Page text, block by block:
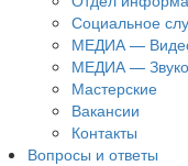
Социальное
МЕДИА —
МЕДИА —
Мастерские
Вакансии
Контакты
Вопросы и ответы